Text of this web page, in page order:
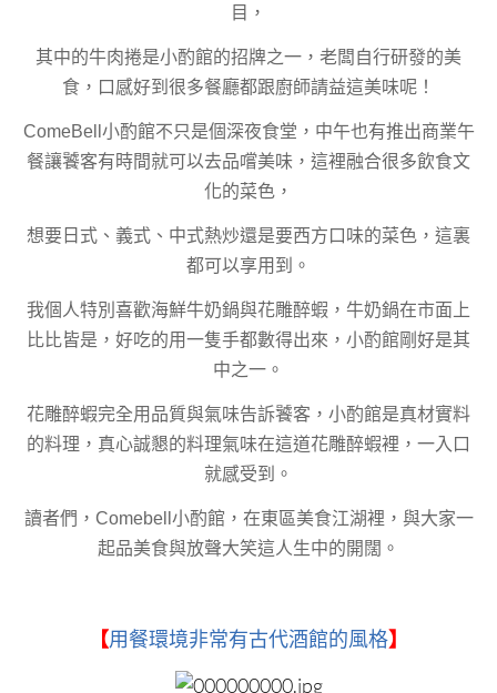
目，
其中的牛肉捲是小酌館的招牌之一，老闆自行研發的美
食，口感好到很多餐廳都跟廚師請益這美味呢！
ComeBell小酌館不只是個深夜食堂，中午也有推出商業午
餐讓饕客有時間就可以去品嚐美味，這裡融合很多飲食文
化的菜色，
想要日式、義式、中式熱炒還是要西方口味的菜色，這裏
都可以享用到。
我個人特別喜歡海鮮牛奶鍋與花雕醉蝦，牛奶鍋在市面上
比比皆是，好吃的用一隻手都數得出來，小酌館剛好是其
中之一。
花雕醉蝦完全用品質與氣味告訴饕客，小酌館是真材實料
的料理，真心誠懇的料理氣味在這道花雕醉蝦裡，一入口
就感受到。
讀者們，Comebell小酌館，在東區美食江湖裡，與大家一
起品美食與放聲大笑這人生中的開闊。
【用餐環境非常有古代酒館的風格】